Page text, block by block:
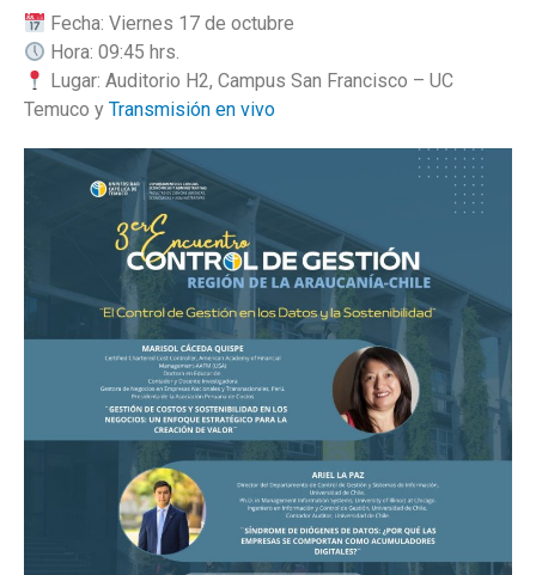
Fecha: Viernes 17 de octubre
Hora: 09:45 hrs.
Lugar: Auditorio H2, Campus San Francisco – UC
Temuco y Transmisión en vivo